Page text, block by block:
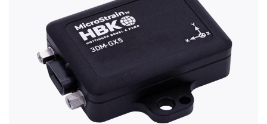
美国 Lord（现 HBK）MICROSTRAIN 3DM-GV7-AR 战术
级加固 IMU/VRU 传感器，坚固耐用的 IP68 战术级
IMU/VRU，单独校准以获得最佳性能。3DM-GV7-AR 具有
先进的扩展卡尔曼滤波器、尖端的定向算法、先进的时间
管理和事件触发系统。